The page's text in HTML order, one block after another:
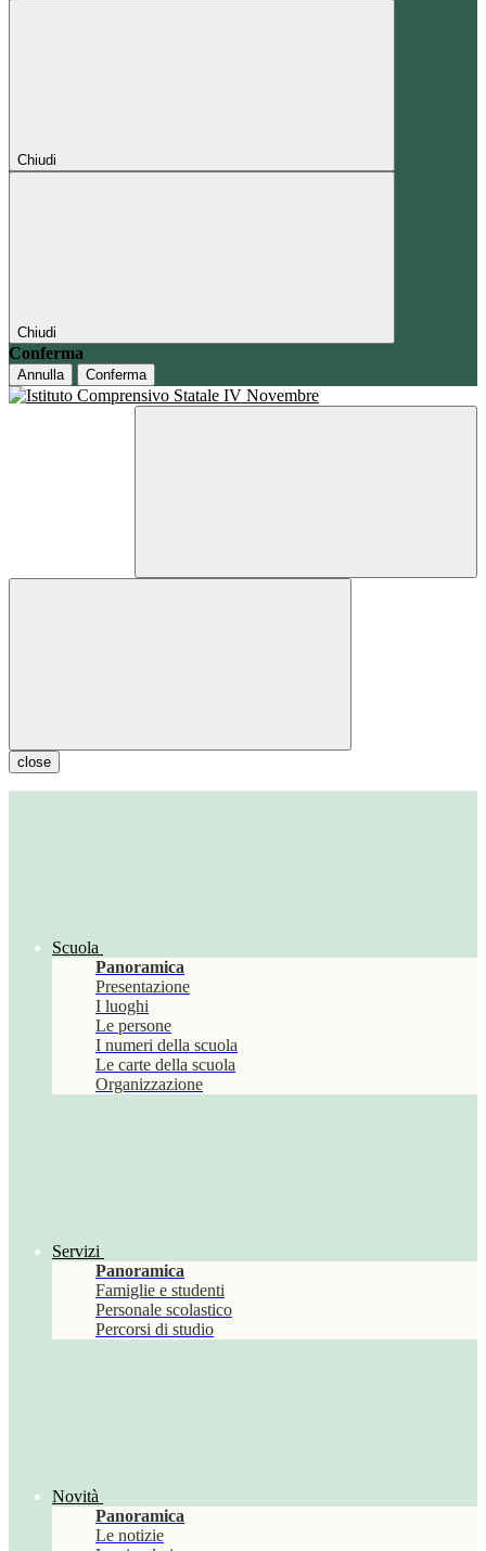
Chiudi
Chiudi
Conferma
Annulla Conferma
close
Scuola
Panoramica
Presentazione
I luoghi
Le persone
I numeri della scuola
Le carte della scuola
Organizzazione
Servizi
Panoramica
Famiglie e studenti
Personale scolastico
Percorsi di studio
Novità
Panoramica
Le notizie